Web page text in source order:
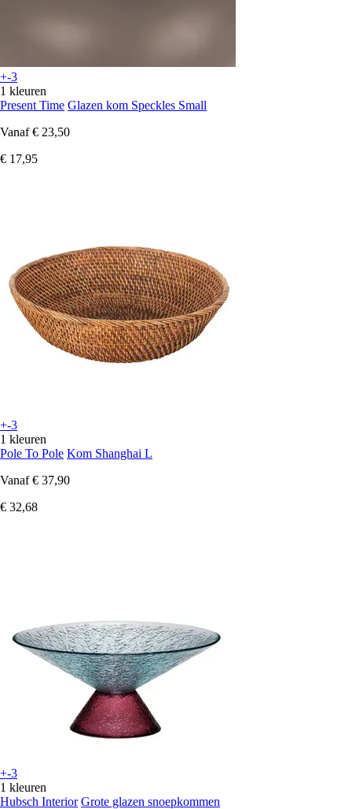
+-3
1 kleuren
Present Time Glazen kom Speckles Small
Vanaf € 23,50
€ 17,95
+-3
1 kleuren
Pole To Pole Kom Shanghai L
Vanaf € 37,90
€ 32,68
+-3
1 kleuren
Hubsch Interior Grote glazen snoepkommen